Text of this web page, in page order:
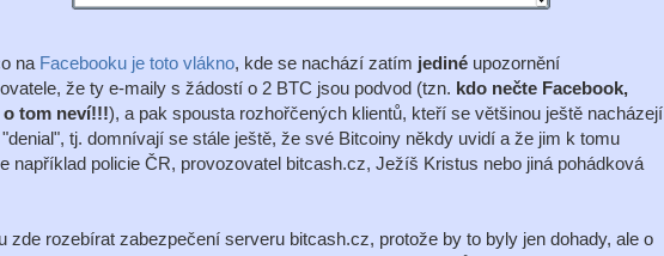
na Facebooku je toto vlákno, kde se nachází zatím jediné upozornění
že ty e-maily s žádostí o 2 BTC jsou podvod (tzn. kdo nečte Facebook,
tom neví!!!), a pak spousta rozhořčených klientů, kteří se většinou ještě nacházejí
tj. domnívají se stále ještě, že své Bitcoiny někdy uvidí a že jim k tomu
například policie ČR, provozovatel bitcash.cz, Ježíš Kristus nebo jiná pohádková
zde rozebírat zabezpečení serveru bitcash.cz, protože by to byly jen dohady, ale o